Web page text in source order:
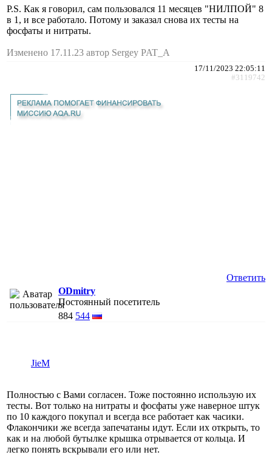
P.S. Как я говорил, сам пользовался 11 месяцев "НИЛПОЙ" 8
в 1, и все работало. Потому и заказал снова их тесты на
фосфаты и нитраты.
Изменено 17.11.23 автор Sergey PAT_A
17/11/2023 22:05:11
#3119742
Ответить
ODmitry
Постоянный посетитель
884 544
JieM
Полностью с Вами согласен. Тоже постоянно использую их
тесты. Вот только на нитраты и фосфаты уже наверное штук
по 10 каждого покупал и всегда все работает как часики.
Флакончики же всегда запечатаны идут. Если их открыть, то
как и на любой бутылке крышка отрывается от кольца. И
легко понять вскрывали его или нет.